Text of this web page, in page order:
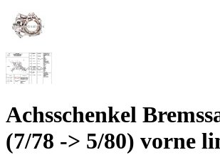
Achsschenkel
(7/78 -> 5/80) vorne